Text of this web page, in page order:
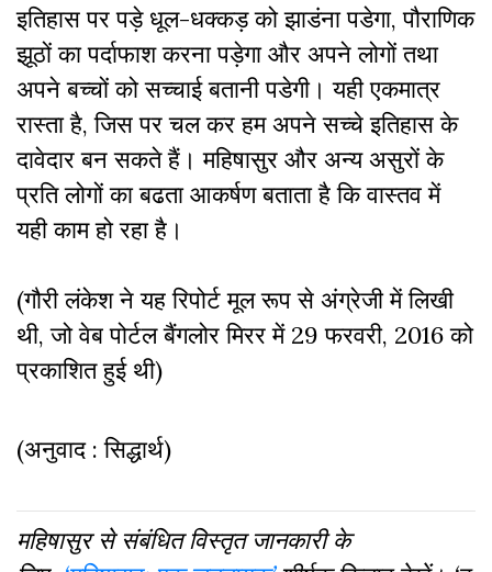
इतिहास पर पड़े धूल-धक्कड़ को झाडंना पडेगा, पौराणिक
झूठों का पर्दाफाश करना पड़ेगा और अपने लोगों तथा
अपने बच्चों को सच्चाई बतानी पडेगी। यही एकमात्र
रास्ता है, जिस पर चल कर हम अपने सच्चे इतिहास के
दावेदार बन सकते हैं। महिषासुर और अन्य असुरों के
प्रति लोगों का बढता आकर्षण बताता है कि वास्तव में
यही काम हो रहा है।
(गौरी लंकेश ने यह रिपोर्ट मूल रूप से अंग्रेजी में लिखी
थी, जो वेब पोर्टल बैंगलोर मिरर में 29 फरवरी, 2016 को
प्रकाशित हुई थी)
(अनुवाद : सिद्धार्थ)
महिषासुर से संबंधित विस्तृत जानकारी के